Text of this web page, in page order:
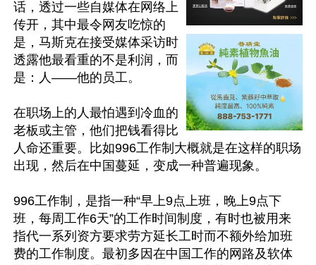
话，透过一些自媒体在网络上
传开，其中最令网友吃惊的
是，马斯克在接受媒体采访时
透露他最看重的不是利润，而
是：人——他的员工。
在职场上的人最怕遇到冷血的
老板或主管，他们把钱看得比
人命还重要。比如996工作制大概就是在这样的职场
出现，然后在中国蔓延，变成一种普遍现象。
996工作制，是指一种“早上9点上班，晚上9点下
班，每周工作6天”的工作时间制度，有时也被用来
指代一系列资方要求劳方延长工时而不额外给加班
费的工作制度。最初多因在中国工作的网路及软体